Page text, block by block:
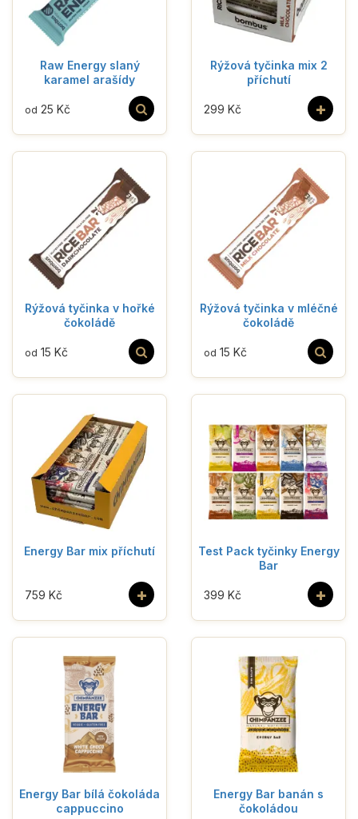
Raw Energy slaný
karamel arašídy
od 25 Kč
Rýžová tyčinka mix 2
příchutí
+
299 Kč
Rýžová tyčinka v hořké
čokoládě
od 15 Kč
Rýžová tyčinka v mléčné
čokoládě
od 15 Kč
Energy Bar mix příchutí
+
759 Kč
Test Pack tyčinky Energy
Bar
+
399 Kč
Energy Bar bílá čokoláda
cappuccino
Energy Bar banán s
čokoládou